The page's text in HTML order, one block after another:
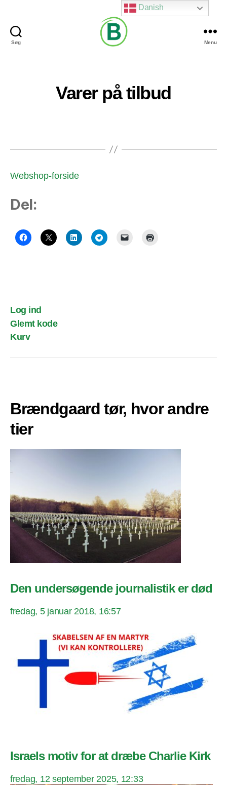
Søg Menu
Varer på tilbud
Webshop-forside
Del:
Log ind
Glemt kode
Kurv
Brændgaard tør, hvor andre
tier
Den undersøgende journalistik er død
fredag, 5 januar 2018, 16:57
Israels motiv for at dræbe Charlie Kirk
fredag, 12 september 2025, 12:33
Danish